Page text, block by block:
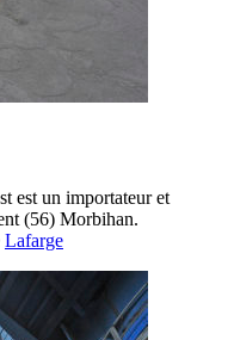
est un importateur et
(56) Morbihan.
Lafarge